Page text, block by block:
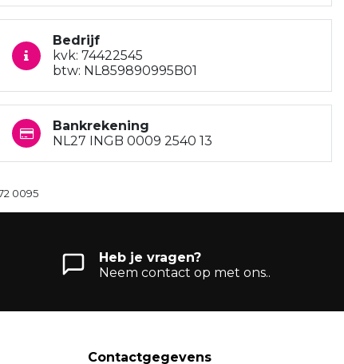
Bedrijf
kvk: 74422545
btw: NL859890995B01
Bankrekening
NL27 INGB 0009 2540 13
0095
Heb je vragen?
Neem contact op met ons..
Contactgegevens